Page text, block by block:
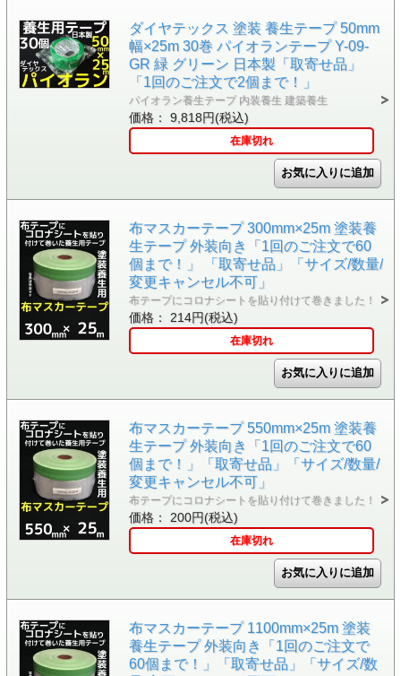
ダイヤテックス 塗装 養生テープ 50mm
幅×25m 30巻 パイオランテープ Y-09-
GR 緑 グリーン 日本製「取寄せ品」
「1回のご注文で2個まで！」
パイオラン養生テープ 内装養生 建築養生
価格： 9,818円(税込)
在庫切れ
布マスカーテープ 300mm×25m 塗装養
生テープ 外装向き「1回のご注文で60
個まで！」 「取寄せ品」「サイズ/数量/
変更キャンセル不可」
布テープにコロナシートを貼り付けて巻きました！
価格： 214円(税込)
在庫切れ
布マスカーテープ 550mm×25m 塗装養
生テープ 外装向き「1回のご注文で60
個まで！」「取寄せ品」「サイズ/数量/
変更キャンセル不可」
布テープにコロナシートを貼り付けて巻きました！
価格： 200円(税込)
在庫切れ
布マスカーテープ 1100mm×25m 塗装
養生テープ 外装向き「1回のご注文で
60個まで！」「取寄せ品」「サイズ/数